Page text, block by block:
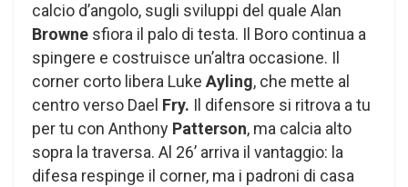
calcio d’angolo, sugli sviluppi del quale Alan
Browne sfiora il palo di testa. Il Boro continua a
spingere e costruisce un’altra occasione. Il
corner corto libera Luke Ayling, che mette al
centro verso Dael Fry. Il difensore si ritrova a tu
per tu con Anthony Patterson, ma calcia alto
sopra la traversa. Al 26’ arriva il vantaggio: la
difesa respinge il corner, ma i padroni di casa